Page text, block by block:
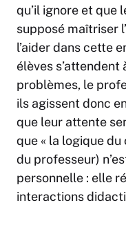
qu’il ignore et que
supposé maîtriser
l’aider dans cette
élèves s’attendent
problèmes, le
ils agissent donc
que leur attente
que « la logique
du professeur)
personnelle : elle
interactions